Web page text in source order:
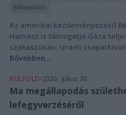
Béketanács
Az amerikai kezdeményezésű
Hamász is támogatja Gáza
szakaszosan, izraeli
Bővebben...
KÜLFÖLD 2026. július 30.
Ma megállapodás
lefegyverzéséről